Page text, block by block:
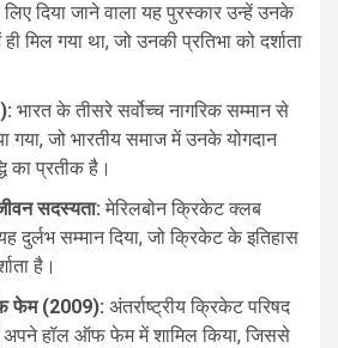
दिया जाने वाला यह पुरस्कार उन्हें उनके
मिल गया था, जो उनकी प्रतिभा को दर्शाता
भारत के तीसरे सर्वोच्च नागरिक सम्मान से
गया, जो भारतीय समाज में उनके योगदान
का प्रतीक है।
सदस्यता: मेरिलबोन क्रिकेट क्लब
दुर्लभ सम्मान दिया, जो क्रिकेट के इतिहास
है।
फेम (2009): अंतर्राष्ट्रीय क्रिकेट परिषद
अपने हॉल ऑफ फेम में शामिल किया, जिससे